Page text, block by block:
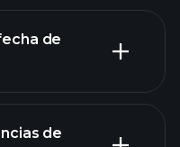
financieros
de
de